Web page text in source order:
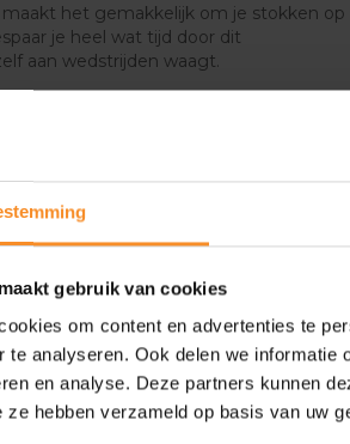
gebruik van cookies
om content en advertenties te
te analyseren. Ook delen we
en analyse. Deze partners kunnen
ze hebben verzameld op basis van uw
het gemakkelijk om je stokken op
je heel wat tijd door dit
aan wedstrijden waagt.
stokken goed zitten en bewegen ze niet